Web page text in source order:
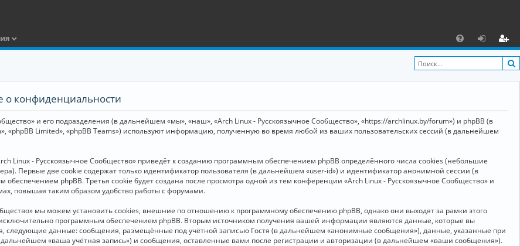
F
A
х
о
ег
и
о конфиденциальности
и его подразделения (в дальнейшем «мы», «наш», «Arch Linux - Русскоязычное Сообщество», «https://archlinux.by/forum») и phpBB (в
«phpBB Limited», «phpBB Teams») используют информацию, полученную во время любой из ваших пользовательских сессий (в дальнейшем
Linux - Русскоязычное Сообщество» приведёт к созданию программным обеспечением phpBB определённого числа cookies (небольшие
Первые две cookie содержат только идентификатор пользователя (в дальнейшем «user-id») и идентификатор анонимной сессии (в
phpBB. Третья cookie будет создана после просмотра одной из тем конференции «Arch Linux - Русскоязычное Сообщество» и
повышая таким образом удобство работы с форумами.
мы можем установить cookies, внешние по отношению к программному обеспечению phpBB, однако они выходят за рамки этого
программным обеспечением phpBB. Вторым источником получения вашей информации являются данные, которые вы
следующие данные: сообщения, размещённые под учётной записью Гостя (в дальнейшем «анонимные сообщения»), данные, указанные при
«ваша учётная запись») и сообщения, оставленные вами после регистрации и авторизации (в дальнейшем «ваши сообщения»).